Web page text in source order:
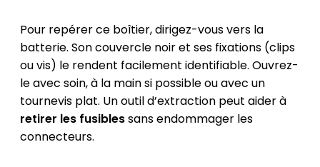
Pour repérer ce boîtier, dirigez-vous vers la
batterie. Son couvercle noir et ses fixations (clips
ou vis) le rendent facilement identifiable. Ouvrez-
le avec soin, à la main si possible ou avec un
tournevis plat. Un outil d’extraction peut aider à
retirer les fusiblessans endommager les
connecteurs.